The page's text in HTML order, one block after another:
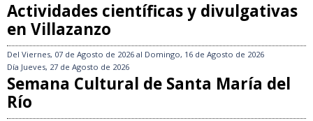
Actividades científicas y divulgativas
en Villazanzo
Del Viernes, 07 de Agosto de 2026 al Domingo, 16 de Agosto de 2026
Día Jueves, 27 de Agosto de 2026
Semana Cultural de Santa María del
Río